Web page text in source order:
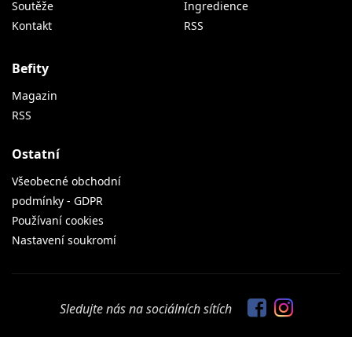
Soutěže
Kontakt
Ingredience
RSS
Befity
Magazin
RSS
Ostatní
Všeobecné obchodní
podmínky - GDPR
Používaní cookies
Nastavení soukromí
Sledujte nás na sociálních sítích